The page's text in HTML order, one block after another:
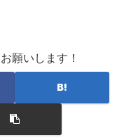
願いします！